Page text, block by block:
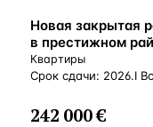
ВНЖ
Новая закрытая
в престижном
Квартиры
Срок сдачи: 2026.I
242 000 €